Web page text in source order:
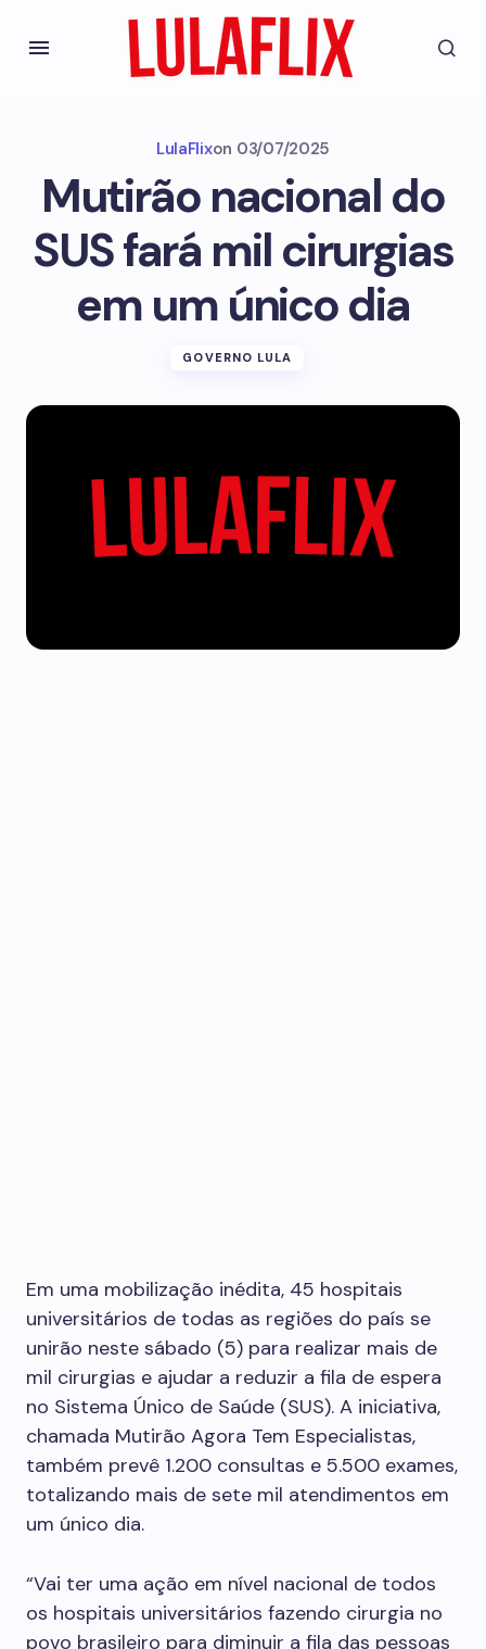
LulaFlixon 03/07/2025
Mutirão nacional do
SUS fará mil cirurgias
em um único dia
GOVERNO LULA
Em uma mobilização inédita, 45 hospitais
universitários de todas as regiões do país se
unirão neste sábado (5) para realizar mais de
mil cirurgias e ajudar a reduzir a fila de espera
no Sistema Único de Saúde (SUS). A iniciativa,
chamada Mutirão Agora Tem Especialistas,
também prevê 1.200 consultas e 5.500 exames,
totalizando mais de sete mil atendimentos em
um único dia.
“Vai ter uma ação em nível nacional de todos
os hospitais universitários fazendo cirurgia no
povo brasileiro para diminuir a fila das pessoas